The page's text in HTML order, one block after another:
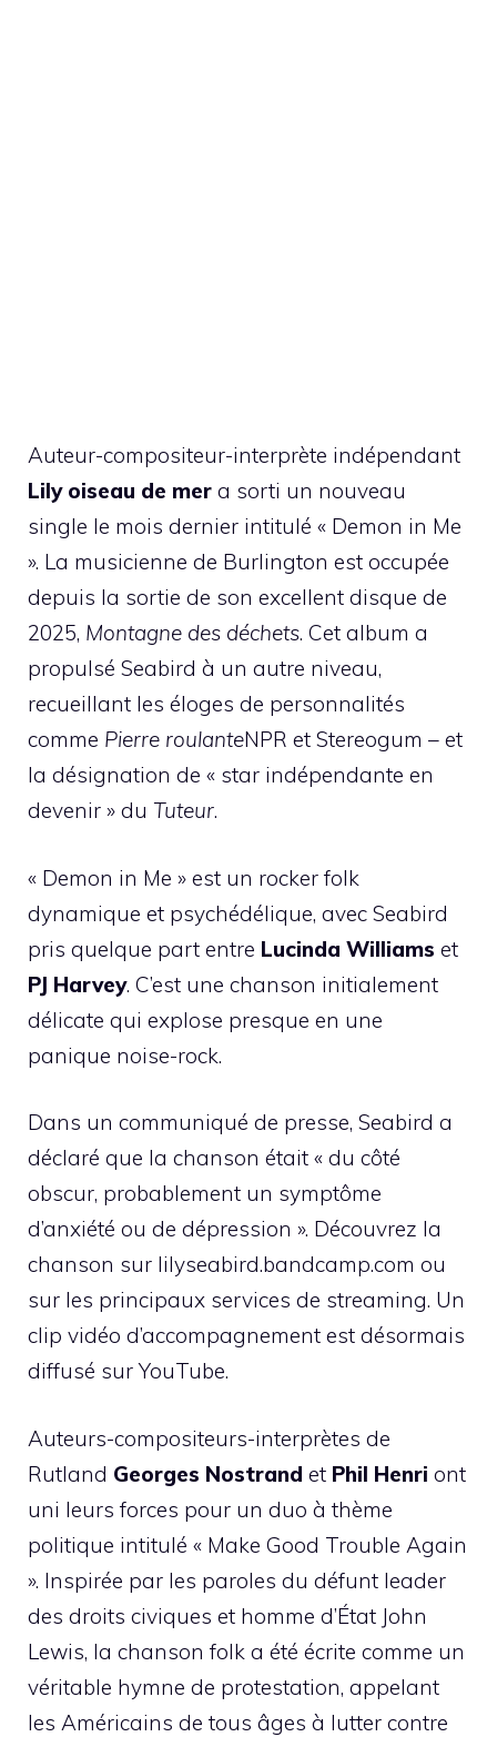
Auteur-compositeur-interprète indépendant
Lily oiseau de mer a sorti un nouveau
single le mois dernier intitulé « Demon in Me
». La musicienne de Burlington est occupée
depuis la sortie de son excellent disque de
2025, Montagne des déchets. Cet album a
propulsé Seabird à un autre niveau,
recueillant les éloges de personnalités
comme Pierre roulanteNPR et Stereogum – et
la désignation de « star indépendante en
devenir » du Tuteur.
« Demon in Me » est un rocker folk
dynamique et psychédélique, avec Seabird
pris quelque part entre Lucinda Williams et
PJ Harvey. C’est une chanson initialement
délicate qui explose presque en une
panique noise-rock.
Dans un communiqué de presse, Seabird a
déclaré que la chanson était « du côté
obscur, probablement un symptôme
d’anxiété ou de dépression ». Découvrez la
chanson sur lilyseabird.bandcamp.com ou
sur les principaux services de streaming. Un
clip vidéo d’accompagnement est désormais
diffusé sur YouTube.
Auteurs-compositeurs-interprètes de
Rutland Georges Nostrand et Phil Henri ont
uni leurs forces pour un duo à thème
politique intitulé « Make Good Trouble Again
». Inspirée par les paroles du défunt leader
des droits civiques et homme d’État John
Lewis, la chanson folk a été écrite comme un
véritable hymne de protestation, appelant
les Américains de tous âges à lutter contre